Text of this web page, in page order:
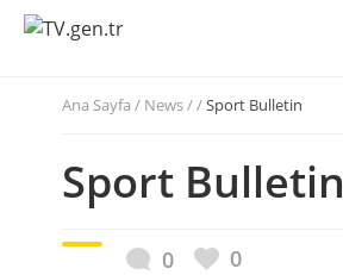
Ana Sayfa / News / /Sport Bulletin
Sport Bulletin
0 0